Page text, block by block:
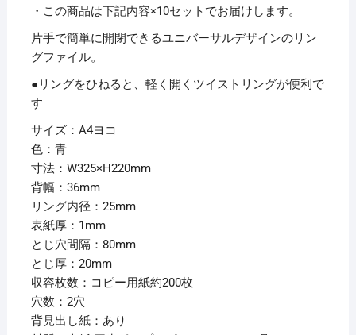
ヨ
2
穴
200
枚
収
容
背
幅
36mm
青
F-
874U-
8
1
冊
・この商品は下記内容×10セットでお届けします。
片手で簡単に開閉できるユニバーサルデザインのリン
グファイル。
●リングをひねると、軽く開くツイストリングが便利で
す
サイズ：A4ヨコ
色：青
寸法：W325×H220mm
背幅：36mm
リング内径：25mm
表紙厚：1mm
とじ穴間隔：80mm
とじ厚：20mm
収容枚数：コピー用紙約200枚
穴数：2穴
背見出し紙：あり